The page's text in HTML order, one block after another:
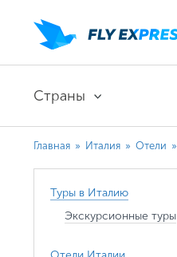
Страны
Главная » Италия » Отели »
Туры в Италию
Экскурсионные туры